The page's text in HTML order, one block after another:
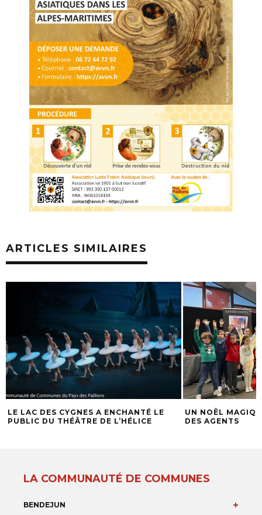
ARTICLES SIMILAIRES
LE LAC DES CYGNES A ENCHANTÉ LE
PUBLIC DU THÉÂTRE DE L’HÉLICE
UN NOËL
DES AGENTS
LA COMMUNAUTÉ DE COMMUNES
BENDEJUN